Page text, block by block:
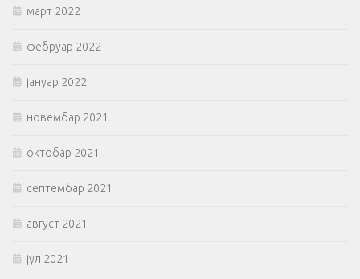
март 2022
фебруар 2022
јануар 2022
новембар 2021
октобар 2021
септембар 2021
август 2021
јул 2021